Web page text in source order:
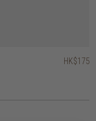
HK$175
HK$145
HK$175
HK$188
HK$280
HK$275
HK$295
HK$245
HK$75
HK$95